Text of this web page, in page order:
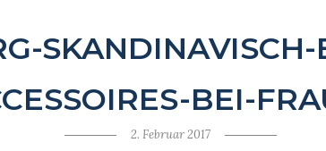
SKANDINAVISCH-
BEI-
2. Februar 2017